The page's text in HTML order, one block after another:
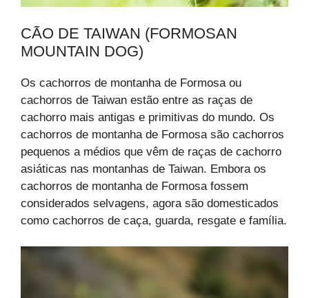
CÃO DE TAIWAN (FORMOSAN
MOUNTAIN DOG)
Os cachorros de montanha de Formosa ou
cachorros de Taiwan estão entre as raças de
cachorro mais antigas e primitivas do mundo. Os
cachorros de montanha de Formosa são cachorros
pequenos a médios que vêm de raças de cachorro
asiáticas nas montanhas de Taiwan. Embora os
cachorros de montanha de Formosa fossem
considerados selvagens, agora são domesticados
como cachorros de caça, guarda, resgate e família.